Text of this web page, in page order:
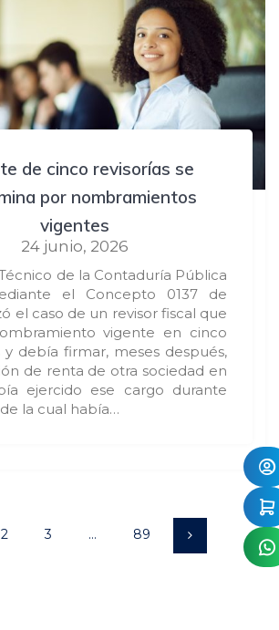
de cinco revisorías se
por nombramientos
vigentes
24 junio, 2026
de la Contaduría Pública
el Concepto 0137 de
el caso de un revisor fiscal que
vigente en cinco
y debía firmar, meses después,
de renta de otra sociedad en
ejercido ese cargo durante
la cual había…
Page
2 Page
3 … Page
89